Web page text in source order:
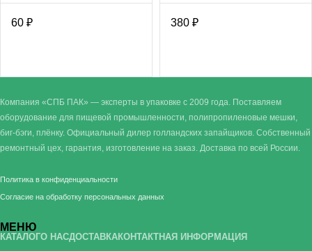
60 ₽ 380 ₽
Компания «СПБ ПАК» — эксперты в упаковке с 2009 года. Поставляем
оборудование для пищевой промышленности, полипропиленовые мешки,
биг-бэги, плёнку. Официальный дилер голландских запайщиков. Собственный
ремонтный цех, гарантия, изготовление на заказ. Доставка по всей России.
Политика в конфиденциальности
Согласие на обработку персональных данных
МЕНЮ
КАТАЛОГО НАСДОСТАВКАКОНТАКТНАЯ ИНФОРМАЦИЯ